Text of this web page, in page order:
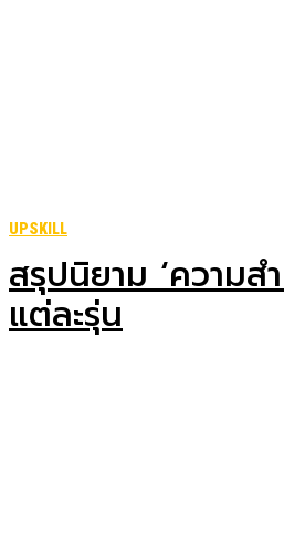
UPSKILL
สรุปนิยาม ‘ความส
แต่ละรุ่น